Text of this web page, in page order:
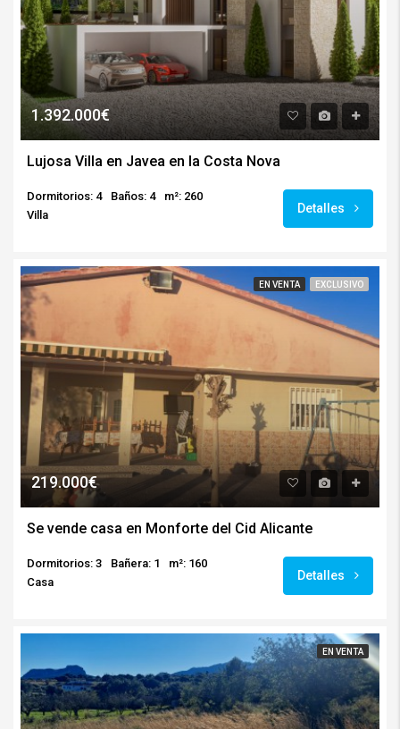
1.392.000€
Lujosa Villa en Javea en la Costa Nova
Dormitorios: 4 Baños: 4
m²: 260
Villa
Detalles
EN VENTA EXCLUSIVO
219.000€
Se vende casa en Monforte del Cid Alicante
Dormitorios: 3 Bañera: 1
m²: 160
Casa
Detalles
EN VENTA